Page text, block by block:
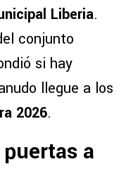
Liberia.
conjunto
si hay
llegue a los
2026.
a